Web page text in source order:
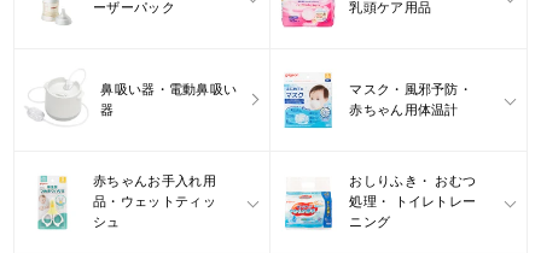
ーザーパック
乳頭ケア用品
鼻吸い器・電動鼻吸い
器
マスク・風邪予防・
赤ちゃん用体温計
赤ちゃんお手入れ用
品・ウェットティッ
シュ
おしりふき・ おむつ
処理・ トイレトレー
ニング